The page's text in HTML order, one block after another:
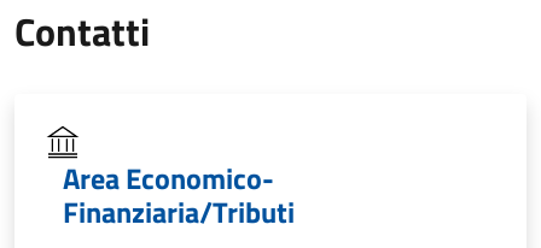
Contatti
Area Economico-
Finanziaria/Tributi